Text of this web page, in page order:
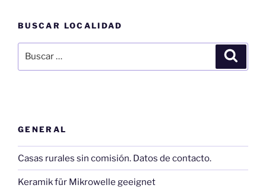
BUSCAR LOCALIDAD
por:
GENERAL
Casas rurales sin comisión. Datos de contacto.
Keramik für Mikrowelle geeignet